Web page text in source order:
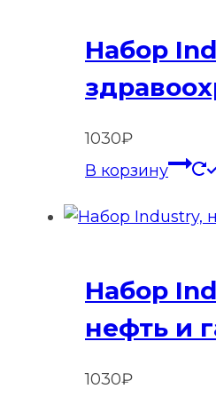
Набор
1030₽
В корзину
Набор
нефть и
1030₽